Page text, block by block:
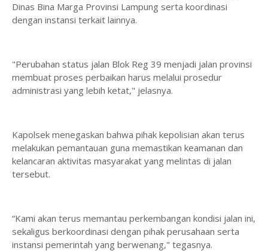
Dinas Bina Marga Provinsi Lampung serta koordinasi
dengan instansi terkait lainnya.
"Perubahan status jalan Blok Reg 39 menjadi jalan provinsi
membuat proses perbaikan harus melalui prosedur
administrasi yang lebih ketat," jelasnya.
Kapolsek menegaskan bahwa pihak kepolisian akan terus
melakukan pemantauan guna memastikan keamanan dan
kelancaran aktivitas masyarakat yang melintas di jalan
tersebut.
“Kami akan terus memantau perkembangan kondisi jalan ini,
sekaligus berkoordinasi dengan pihak perusahaan serta
instansi pemerintah yang berwenang," tegasnya.